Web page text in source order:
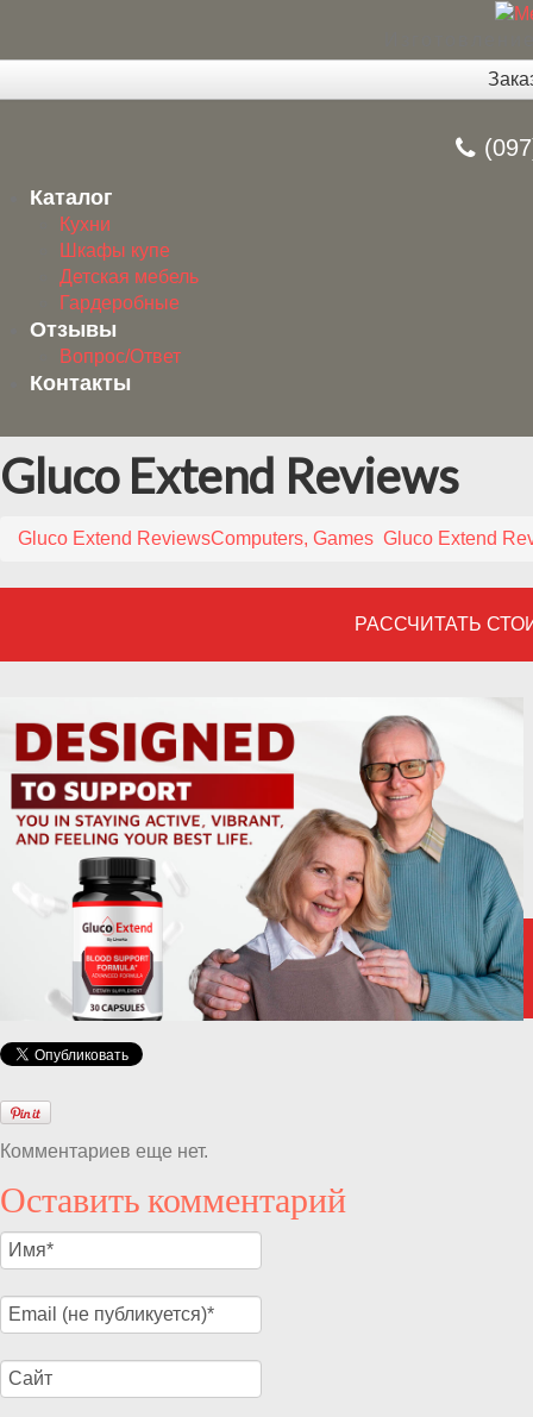
Каталог
Кухни
Шкафы купе
Детская мебель
Гардеробные
Отзывы
Вопрос/Ответ
Контакты
Gluco Extend Reviews
Gluco Extend ReviewsComputers, Games Gluco Extend
РАССЧИТАТЬ
Комментариев еще нет.
Оставить комментарий